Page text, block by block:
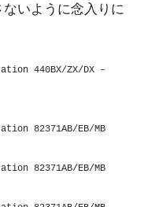
いように念入りに
440BX/ZX/DX –
EB/MB
EB/MB